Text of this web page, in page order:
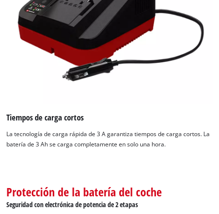
¡Necesitamos su consentimiento para
cargar el servicio Google Maps!
visitor. The website owner needs to setup
the site with their CMP to add this content
to the list of technologies used.
Tiempos de carga cortos
La tecnología de carga rápida de 3 A garantiza tiempos de carga cortos. La
batería de 3 Ah se carga completamente en solo una hora.
Protección de la batería del coche
Seguridad con electrónica de potencia de 2 etapas